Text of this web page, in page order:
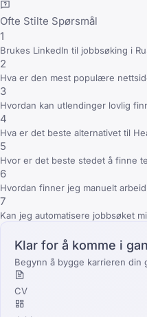
Ofte Stilte Spørsmål
1
Brukes LinkedIn til jobbsøking i
2
Hva er den mest populære
3
Hvordan kan utlendinger lovlig
4
Hva er det beste alternativet til
5
Hvor er det beste stedet å finne
6
Hvordan finner jeg manuelt
7
Kan jeg automatisere jobbsøket
Klar for å komme i
Begynn å bygge karrieren din
CV